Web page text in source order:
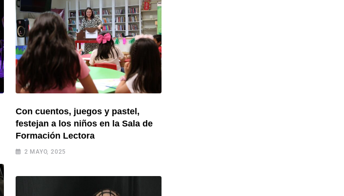
Con cuentos, juegos y pastel,
festejan a los niños en la Sala de
Formación Lectora
2 MAYO, 2025